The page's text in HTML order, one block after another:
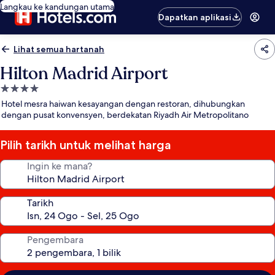
Langkau ke kandungan utama
Dapatkan aplikasi
Lihat semua hartanah
Hilton Madrid Airport
Hartanah
4.0
bintang
Hotel mesra haiwan kesayangan dengan restoran, dihubungkan
dengan pusat konvensyen, berdekatan Riyadh Air Metropolitano
Pilih tarikh untuk melihat harga
Ingin ke mana?
Tarikh
Pengembara